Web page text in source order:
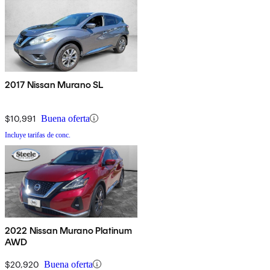
2017 Nissan Murano SL
$10,991 Buena oferta
Incluye tarifas de conc.
2022 Nissan Murano Platinum
AWD
$20,920 Buena oferta